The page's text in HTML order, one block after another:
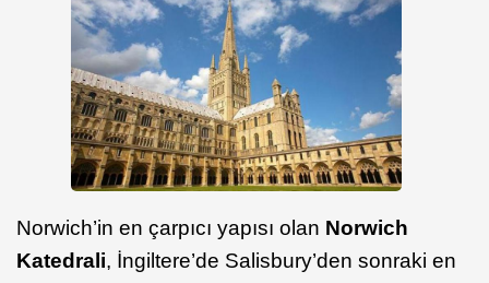
Norwich’in en çarpıcı yapısı olan Norwich
Katedrali, İngiltere’de Salisbury’den sonraki en